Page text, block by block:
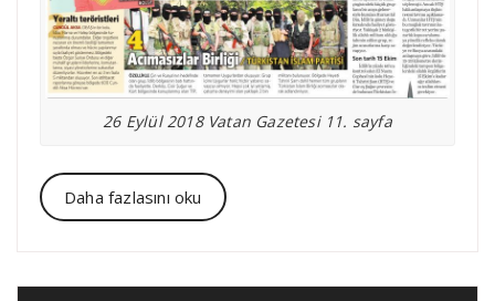
26 Eylül 2018 Vatan Gazetesi 11. sayfa
Daha fazlasını oku